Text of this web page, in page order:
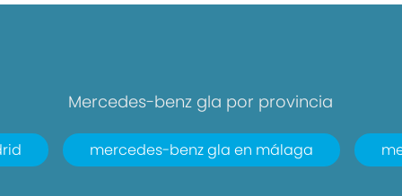
Mercedes-benz gla por provincia
mercedes-benz gla en málaga